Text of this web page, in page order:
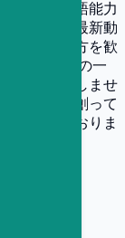
高い日本語能力
国内外の最新動
に動ける方を歓
ンクタンクの一
を踏み出しませ
来を共に創って
待ちしておりま
株式会社